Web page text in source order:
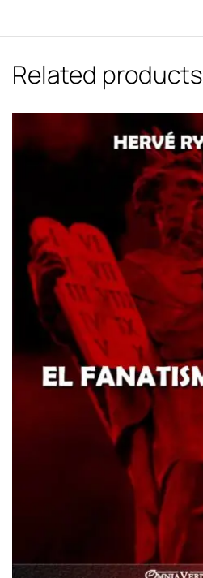
Related products